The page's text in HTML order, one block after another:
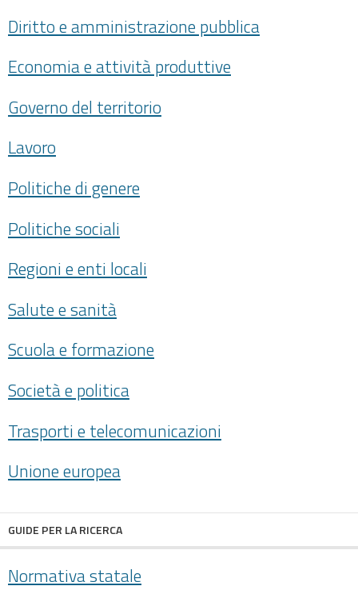
Diritto e amministrazione pubblica
Economia e attività produttive
Governo del territorio
Lavoro
Politiche di genere
Politiche sociali
Regioni e enti locali
Salute e sanità
Scuola e formazione
Società e politica
Trasporti e telecomunicazioni
Unione europea
GUIDE PER LA RICERCA
Normativa statale